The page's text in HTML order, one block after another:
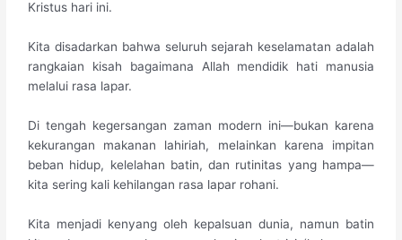
Kristus hari ini.
Kita disadarkan bahwa seluruh sejarah keselamatan adalah
rangkaian kisah bagaimana Allah mendidik hati manusia
melalui rasa lapar.
​Di tengah kegersangan zaman modern ini—bukan karena
kekurangan makanan lahiriah, melainkan karena impitan
beban hidup, kelelahan batin, dan rutinitas yang hampa—
kita sering kali kehilangan rasa lapar rohani.
Kita menjadi kenyang oleh kepalsuan dunia, namun batin